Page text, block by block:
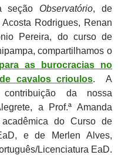
seção Observatório, de
Rodrigues, Renan
Pereira, do curso de
compartilhamos o
as burocracias no
cavalos crioulos. A
da nossa
a Prof.ª Amanda
do Curso de
e de Merlen Alves,
Licenciatura EaD.